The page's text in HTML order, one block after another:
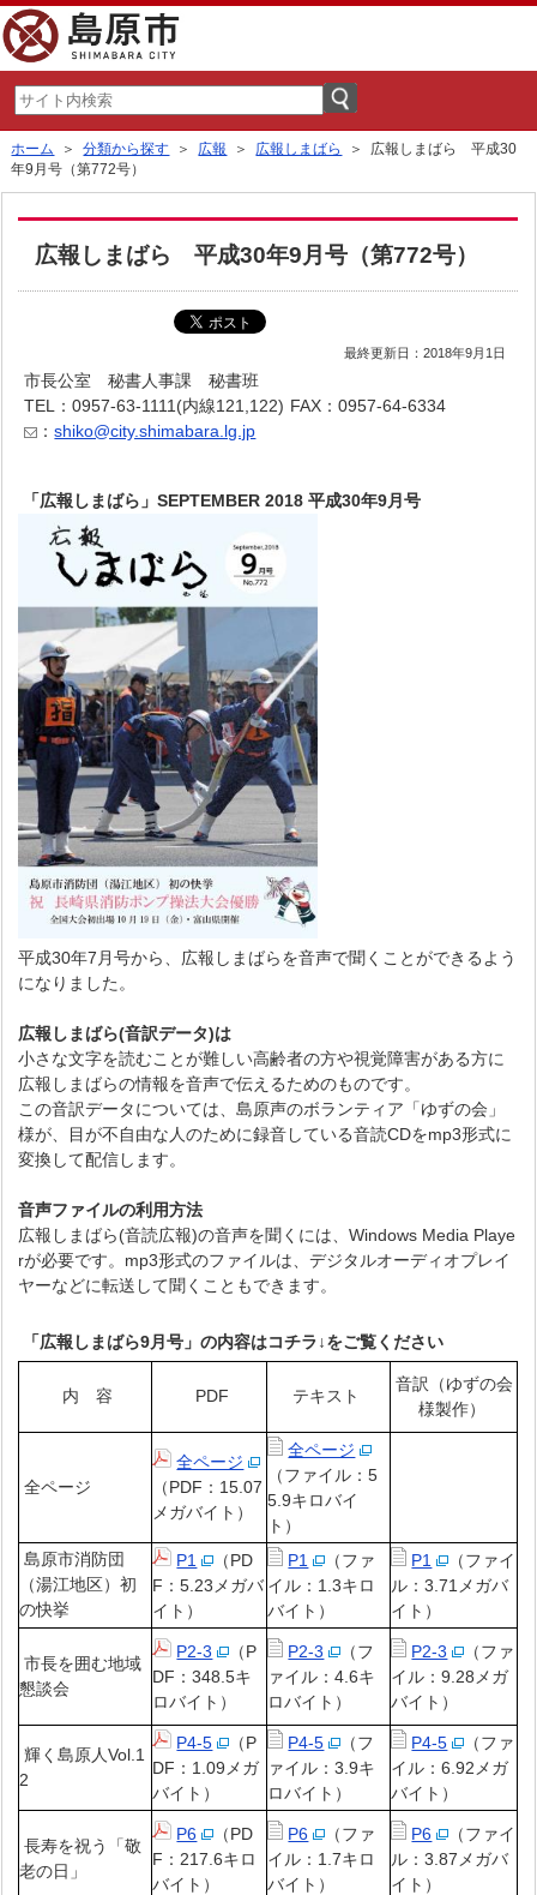
ホーム ＞分類から探す ＞ 広報 ＞ 広報しまばら
＞ 広報しまばら 平成30
年9月号（第772号）
広報しまばら 平成30年9月号（第772号）
最終更新日：2018年9月1日
市長公室 秘書人事課 秘書班
TEL：0957-63-1111(内線121,122) FAX：0957-64-6334
：shiko@city.shimabara.lg.jp
「広報しまばら」SEPTEMBER 2018 平成30年9月号
平成30年7月号から、広報しまばらを音声で聞くことができるよう
になりました。
広報しまばら(音訳データ)は
小さな文字を読むことが難しい高齢者の方や視覚障害がある方に
広報しまばらの情報を音声で伝えるためのものです。
この音訳データについては、島原声のボランティア「ゆずの会」
様が、目が不自由な人のために録音している音読CDをmp3形式に
変換して配信します。
音声ファイルの利用方法
広報しまばら(音読広報)の音声を聞くには、Windows Media Playe
rが必要です。mp3形式のファイルは、デジタルオーディオプレイ
ヤーなどに転送して聞くこともできます。
「広報しまばら9月号」の内容はコチラ ↓をご覧ください
内 容 PDF テキスト
音訳（ゆずの会
様製作）
全ページ
全ページ
（PDF：15.07
メガバイト）
全ページ
（ファイル：5
5.9キロバイ
ト）
島原市消防団
（湯江地区）初
の快挙
P1
（PD
F：5.23メガバ
イト）
P1
（ファ
イル：1.3キロ
バイト）
P1
（ファイ
ル：3.71メガバ
イト）
市長を囲む地域
懇談会
P2-3
（P
DF：348.5キ
ロバイト）
P2-3
（フ
ァイル：4.6キ
ロバイト）
P2-3
（ファ
イル：9.28メガ
バイト）
輝く島原人Vol.1
2
P4-5
（P
DF：1.09メガ
バイト）
P4-5
（フ
ァイル：3.9キ
ロバイト）
P4-5
（ファ
イル：6.92メガ
バイト）
長寿を祝う「敬
老の日」
P6
（PD
F：217.6キロ
バイト）
P6
（ファ
イル：1.7キロ
バイト）
P6
（ファイ
ル：3.87メガバ
イト）